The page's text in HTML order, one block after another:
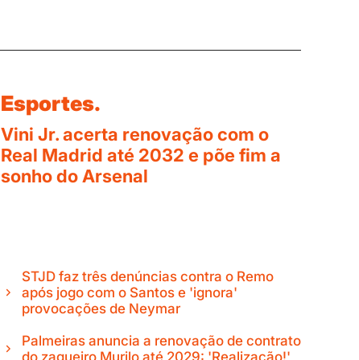
Esportes.
Vini Jr. acerta renovação com o
Real Madrid até 2032 e põe fim a
sonho do Arsenal
STJD faz três denúncias contra o Remo
após jogo com o Santos e 'ignora'
provocações de Neymar
Palmeiras anuncia a renovação de contrato
do zagueiro Murilo até 2029: 'Realização!'